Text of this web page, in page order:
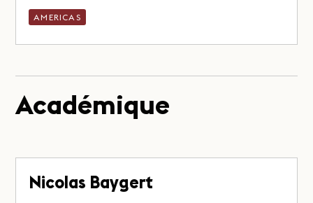
AMERICAS
Académique
Nicolas Baygert